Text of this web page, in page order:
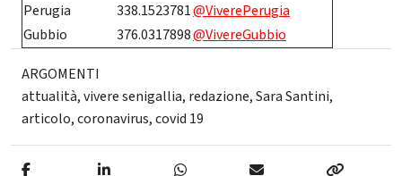
Perugia
338.1523781@ViverePerugia
Gubbio
376.0317898@VivereGubbio
ARGOMENTI
attualità,vivere senigallia, redazione,Sara Santini,
articolo,coronavirus,covid 19